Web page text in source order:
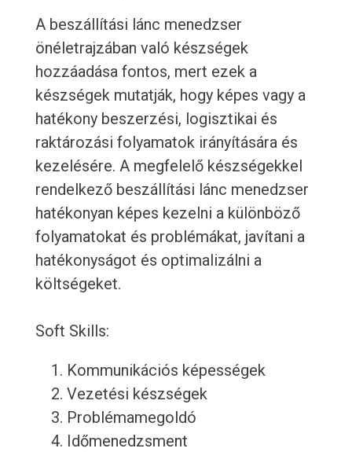
A beszállítási lánc menedzser
önéletrajzában való készségek
hozzáadása fontos, mert ezek a
készségek mutatják, hogy képes vagy a
hatékony beszerzési, logisztikai és
raktározási folyamatok irányítására és
kezelésére. A megfelelő készségekkel
rendelkező beszállítási lánc menedzser
hatékonyan képes kezelni a különböző
folyamatokat és problémákat, javítani a
hatékonyságot és optimalizálni a
költségeket.
Soft Skills:
Kommunikációs képességek
Vezetési készségek
Problémamegoldó
Időmenedzsment